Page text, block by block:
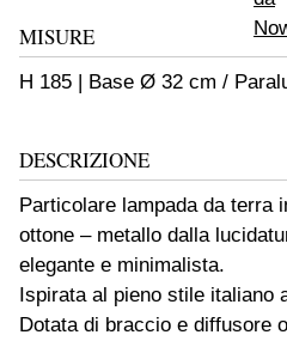
MISURE
H 185 | Base Ø 32 cm /
DESCRIZIONE
Particolare lampada da terra
ottone – metallo dalla
elegante e minimalista.
Ispirata al pieno stile italiano
Dotata di braccio e diffusore